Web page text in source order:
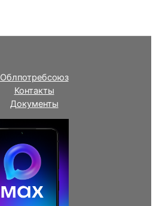
Облпотребсоюз
Контакты
Документы